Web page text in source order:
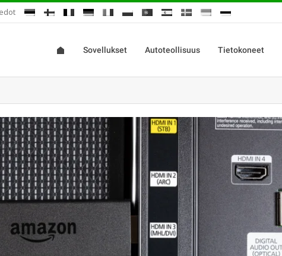
Sovellukset Autoteollisuus Tietokoneet